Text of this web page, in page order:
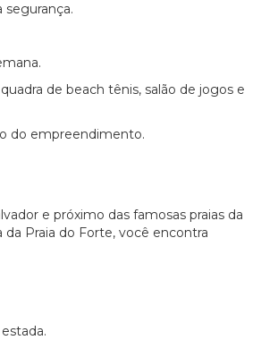
de beach tênis, salão de jogos e
do empreendimento.
e próximo das famosas praias da
da Praia do Forte, você encontra